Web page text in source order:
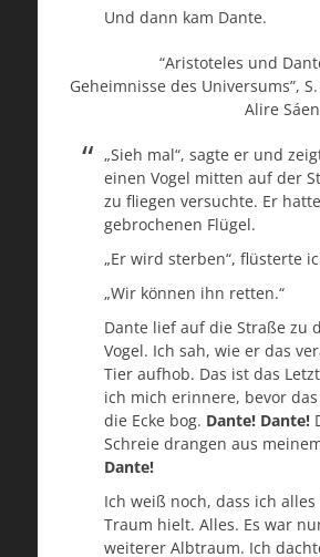
Und dann kam Dante.
“Aristoteles und
Geheimnisse des Universums”,
Alire
„Sieh mal“, sagte er und
einen Vogel mitten auf der
zu fliegen versuchte. Er
gebrochenen Flügel.
„Er wird sterben“, flüsterte
„Wir können ihn retten.“
Dante lief auf die Straße zu
Vogel. Ich sah, wie er das
Tier aufhob. Das ist das
ich mich erinnere, bevor
die Ecke bog. Dante! Dante!
Schreie drangen aus
Dante!
Ich weiß noch, dass ich
Traum hielt. Alles. Es war
weiterer Albtraum. Ich